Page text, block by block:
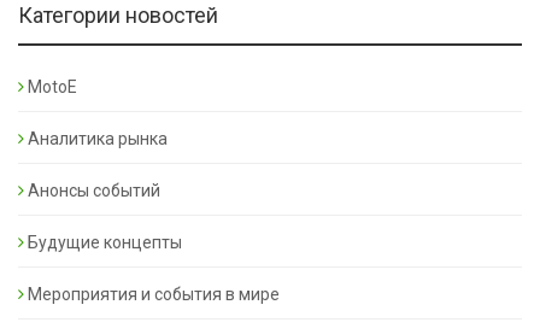
Категории новостей
MotoE
Аналитика рынка
Анонсы событий
Будущие концепты
Мероприятия и события в мире